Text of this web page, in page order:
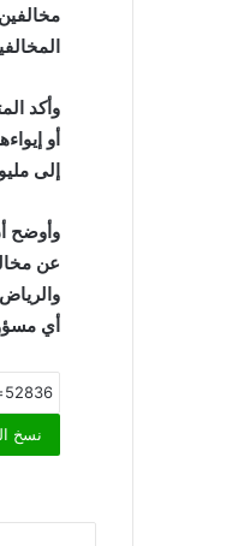
وأكد
إلى
وأوضح
أي
نسخ